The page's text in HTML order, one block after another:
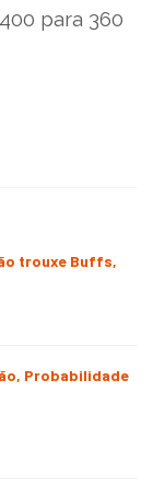
para 360
trouxe Buffs,
Probabilidade